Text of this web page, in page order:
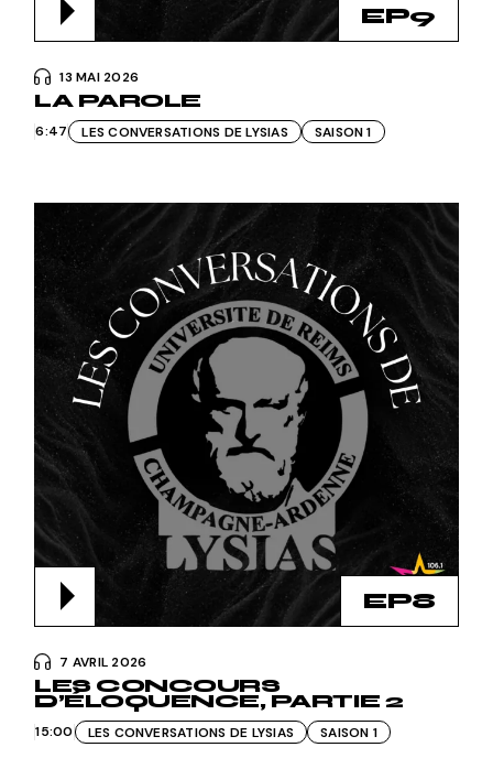
EP9
13 MAI 2026
LA PAROLE
6:47 LES CONVERSATIONS DE LYSIAS SAISON 1
EP8
7 AVRIL 2026
LES CONCOURS
D’ÉLOQUENCE, PARTIE 2
15:00 LES CONVERSATIONS DE LYSIAS SAISON 1